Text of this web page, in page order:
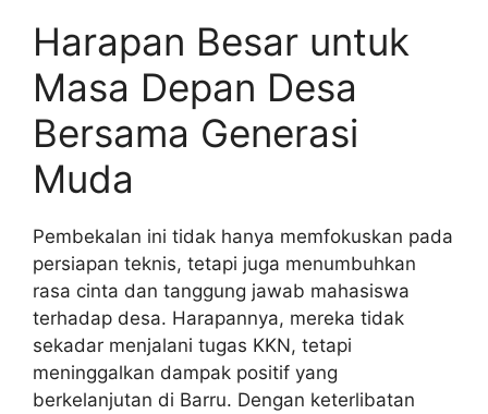
Harapan Besar untuk
Masa Depan Desa
Bersama Generasi
Muda
Pembekalan ini tidak hanya memfokuskan pada
persiapan teknis, tetapi juga menumbuhkan
rasa cinta dan tanggung jawab mahasiswa
terhadap desa. Harapannya, mereka tidak
sekadar menjalani tugas KKN, tetapi
meninggalkan dampak positif yang
berkelanjutan di Barru. Dengan keterlibatan